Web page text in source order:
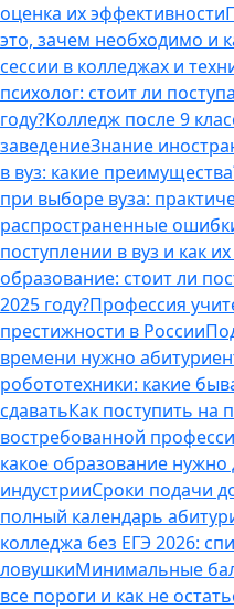
оценка их эффективности
это, зачем необходимо и
сессии в колледжах и
психолог: стоит ли
году?Колледж после 9
заведениеЗнание
в вуз: какие
при выборе вуза:
распространенные
поступлении в вуз и как
образование: стоит ли
2025 году?Профессия
престижности в России
времени нужно
робототехники: какие
сдаватьКак поступить на
востребованной
какое образование
индустрииСроки подачи
полный календарь
колледжа без ЕГЭ 2026:
ловушкиМинимальные
все пороги и как не